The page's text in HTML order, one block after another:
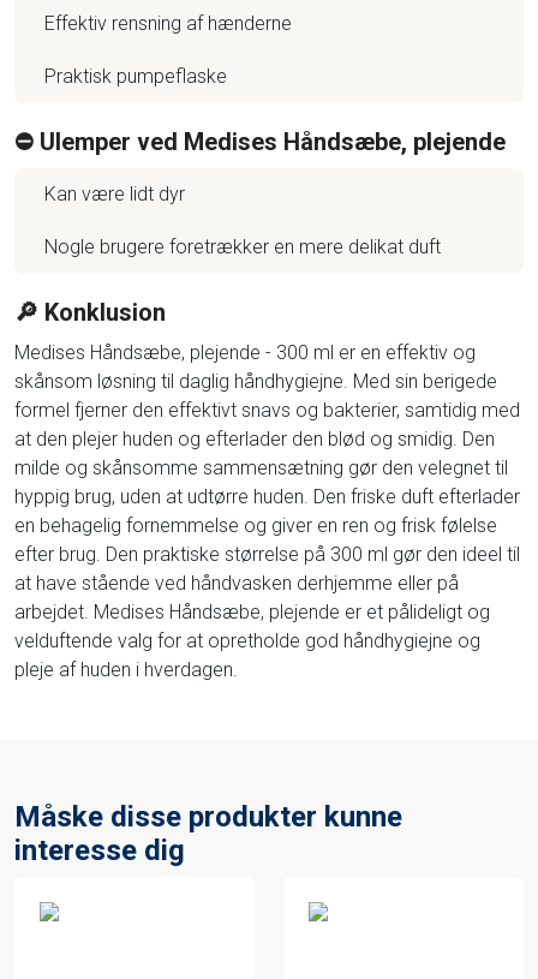
Effektiv rensning af hænderne
Praktisk pumpeflaske
⛔️ Ulemper ved Medises Håndsæbe, plejende
Kan være lidt dyr
Nogle brugere foretrækker en mere delikat duft
🔎 Konklusion
Medises Håndsæbe, plejende - 300 ml er en effektiv og
skånsom løsning til daglig håndhygiejne. Med sin berigede
formel fjerner den effektivt snavs og bakterier, samtidig med
at den plejer huden og efterlader den blød og smidig. Den
milde og skånsomme sammensætning gør den velegnet til
hyppig brug, uden at udtørre huden. Den friske duft efterlader
en behagelig fornemmelse og giver en ren og frisk følelse
efter brug. Den praktiske størrelse på 300 ml gør den ideel til
at have stående ved håndvasken derhjemme eller på
arbejdet. Medises Håndsæbe, plejende er et pålideligt og
velduftende valg for at opretholde god håndhygiejne og
pleje af huden i hverdagen.
Måske disse produkter kunne
interesse dig